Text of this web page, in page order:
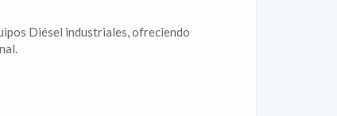
Diésel industriales, ofreciendo